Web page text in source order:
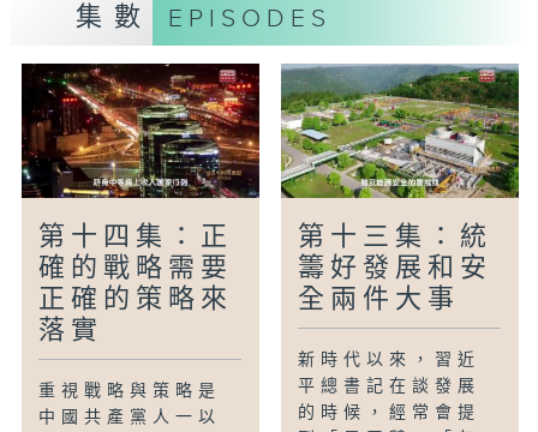
集數 EPISODES
第十四集：正
確的戰略需要
正確的策略來
落實
重視戰略與策略是
中國共產黨人一以
第十三集：統
籌好發展和安
全兩件大事
新時代以來，習近
平總書記在談發展
的時候，經常會提